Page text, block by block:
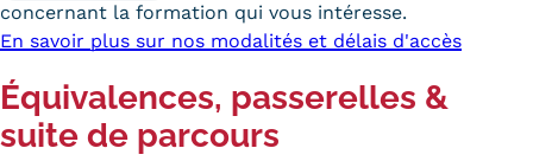
concernant la formation qui vous intéresse.
En savoir plus sur nos modalités et délais d'accès
Équivalences, passerelles &
suite de parcours